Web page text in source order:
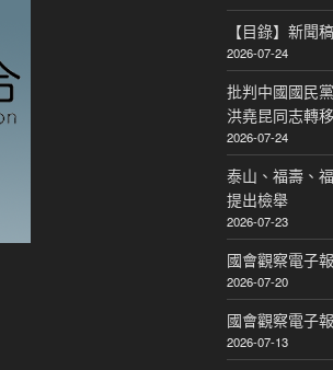
【目錄】新聞稿
2026-07-24
批判中國國民
洪堯昆同志轉
2026-07-24
泰山、福壽、
提出檢舉
2026-07-23
國會觀察電子
2026-07-20
國會觀察電子
2026-07-13